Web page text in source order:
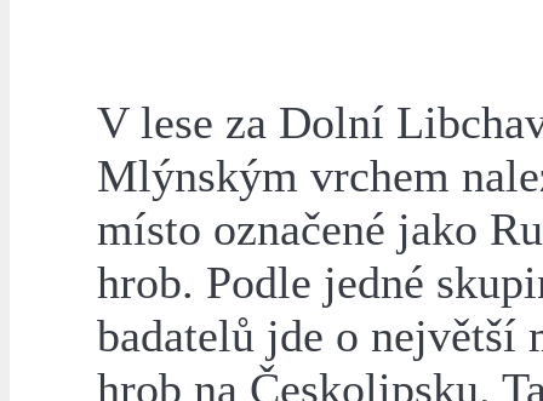
V lese za Dolní
Mlýnským vrchem
místo označené jako
hrob. Podle jedné
badatelů jde o největší
hrob na Českolipsku.